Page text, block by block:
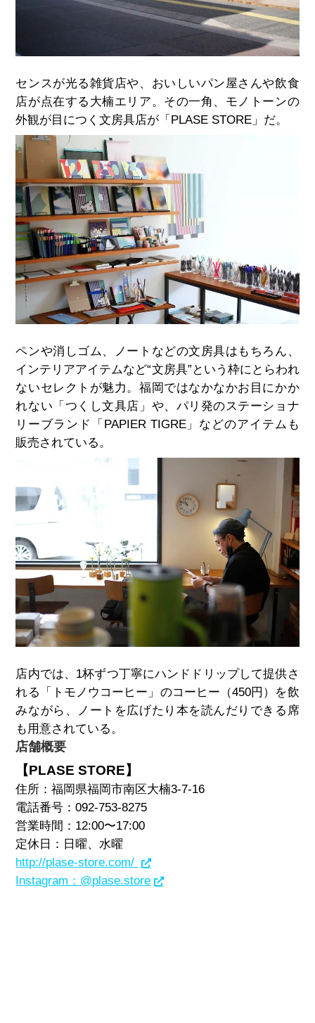
センスが光る雑貨店や、おいしいパン屋さんや飲食
店が点在する大楠エリア。その一角、モノトーンの
外観が目につく文房具店が「PLASE STORE」だ。
ペンや消しゴム、ノートなどの文房具はもちろん、
インテリアアイテムなど“文房具”という枠にとらわれ
ないセレクトが魅力。福岡ではなかなかお目にかか
れない「つくし文具店」や、パリ発のステーショナ
リーブランド「PAPIER TIGRE」などのアイテムも
販売されている。
店内では、1杯ずつ丁寧にハンドドリップして提供さ
れる「トモノウコーヒー」のコーヒー（450円）を飲
みながら、ノートを広げたり本を読んだりできる席
も用意されている。
店舗概要
【PLASE STORE】
住所：福岡県福岡市南区大楠3-7-16
電話番号：092-753-8275
営業時間：12:00〜17:00
定休日：日曜、水曜
http://plase-store.com/
Instagram：@plase.store